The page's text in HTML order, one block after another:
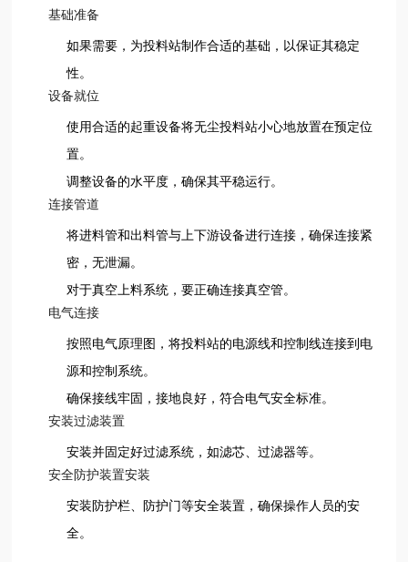
基础准备
如果需要，为投料站制作合适的基础，以保证其稳定
性。
设备就位
使用合适的起重设备将无尘投料站小心地放置在预定位
置。
调整设备的水平度，确保其平稳运行。
连接管道
将进料管和出料管与上下游设备进行连接，确保连接紧
密，无泄漏。
对于真空上料系统，要正确连接真空管。
电气连接
按照电气原理图，将投料站的电源线和控制线连接到电
源和控制系统。
确保接线牢固，接地良好，符合电气安全标准。
安装过滤装置
安装并固定好过滤系统，如滤芯、过滤器等。
安全防护装置安装
安装防护栏、防护门等安全装置，确保操作人员的安
全。